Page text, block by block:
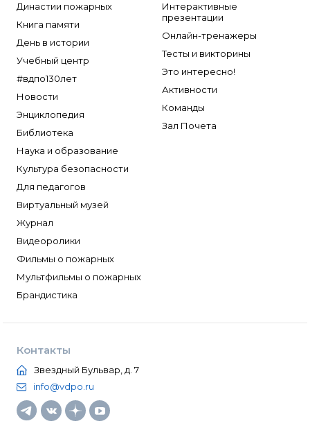
Династии пожарных
Книга памяти
День в истории
Учебный центр
#вдпо130лет
Новости
Энциклопедия
Библиотека
Наука и образование
Культура безопасности
Для педагогов
Виртуальный музей
Журнал
Видеоролики
Фильмы о пожарных
Мультфильмы о пожарных
Брандистика
Интерактивные
презентации
Онлайн-тренажеры
Тесты и викторины
Это интересно!
Активности
Команды
Зал Почета
Контакты
Звездный Бульвар, д. 7
info@vdpo.ru